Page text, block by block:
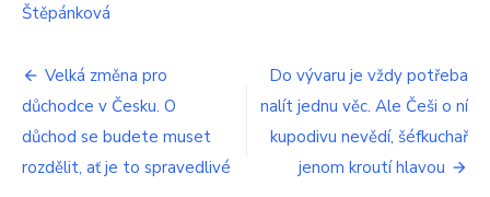
levně
jinde
nenakoupí.
Ceny
za
polovic
Štěpánková
Navigace
pro
příspěvek
Velká změna pro
důchodce v Česku. O
důchod se budete muset
rozdělit, ať je to spravedlivé
Do vývaru je vždy potřeba
nalít jednu věc. Ale Češi o ní
kupodivu nevědí, šéfkuchař
jenom kroutí hlavou